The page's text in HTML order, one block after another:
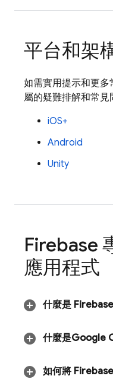
平台和架
如需實用提示和更
屬的疑難排解和常見
iOS+
Android
Unity
Firebase
應用程式
什麼是
什麼是Google
如何將